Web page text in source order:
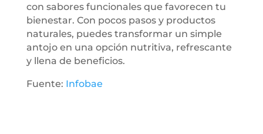
con sabores funcionales que favorecen tu
bienestar. Con pocos pasos y productos
naturales, puedes transformar un simple
antojo en una opción nutritiva, refrescante
y llena de beneficios.
Fuente: Infobae